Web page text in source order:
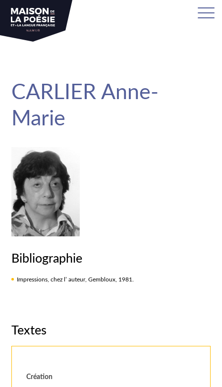
CARLIER Anne-
Marie
Bibliographie
Impressions, chez l’ auteur, Gembloux, 1981.
Textes
Création